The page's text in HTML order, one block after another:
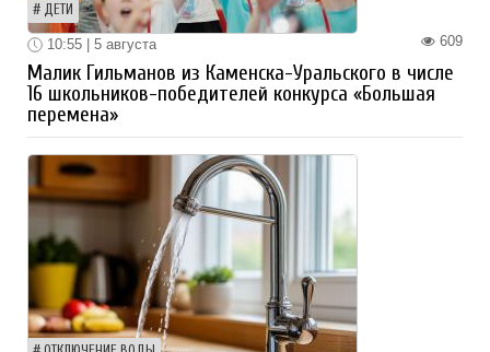
ДЕТИ
609
10:55 | 5 августа
Малик Гильманов из Каменска-Уральского в числе
16 школьников-победителей конкурса «Большая
перемена»